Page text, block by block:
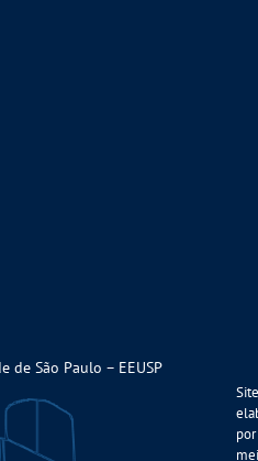
de São Paulo – EEUSP
Site
por